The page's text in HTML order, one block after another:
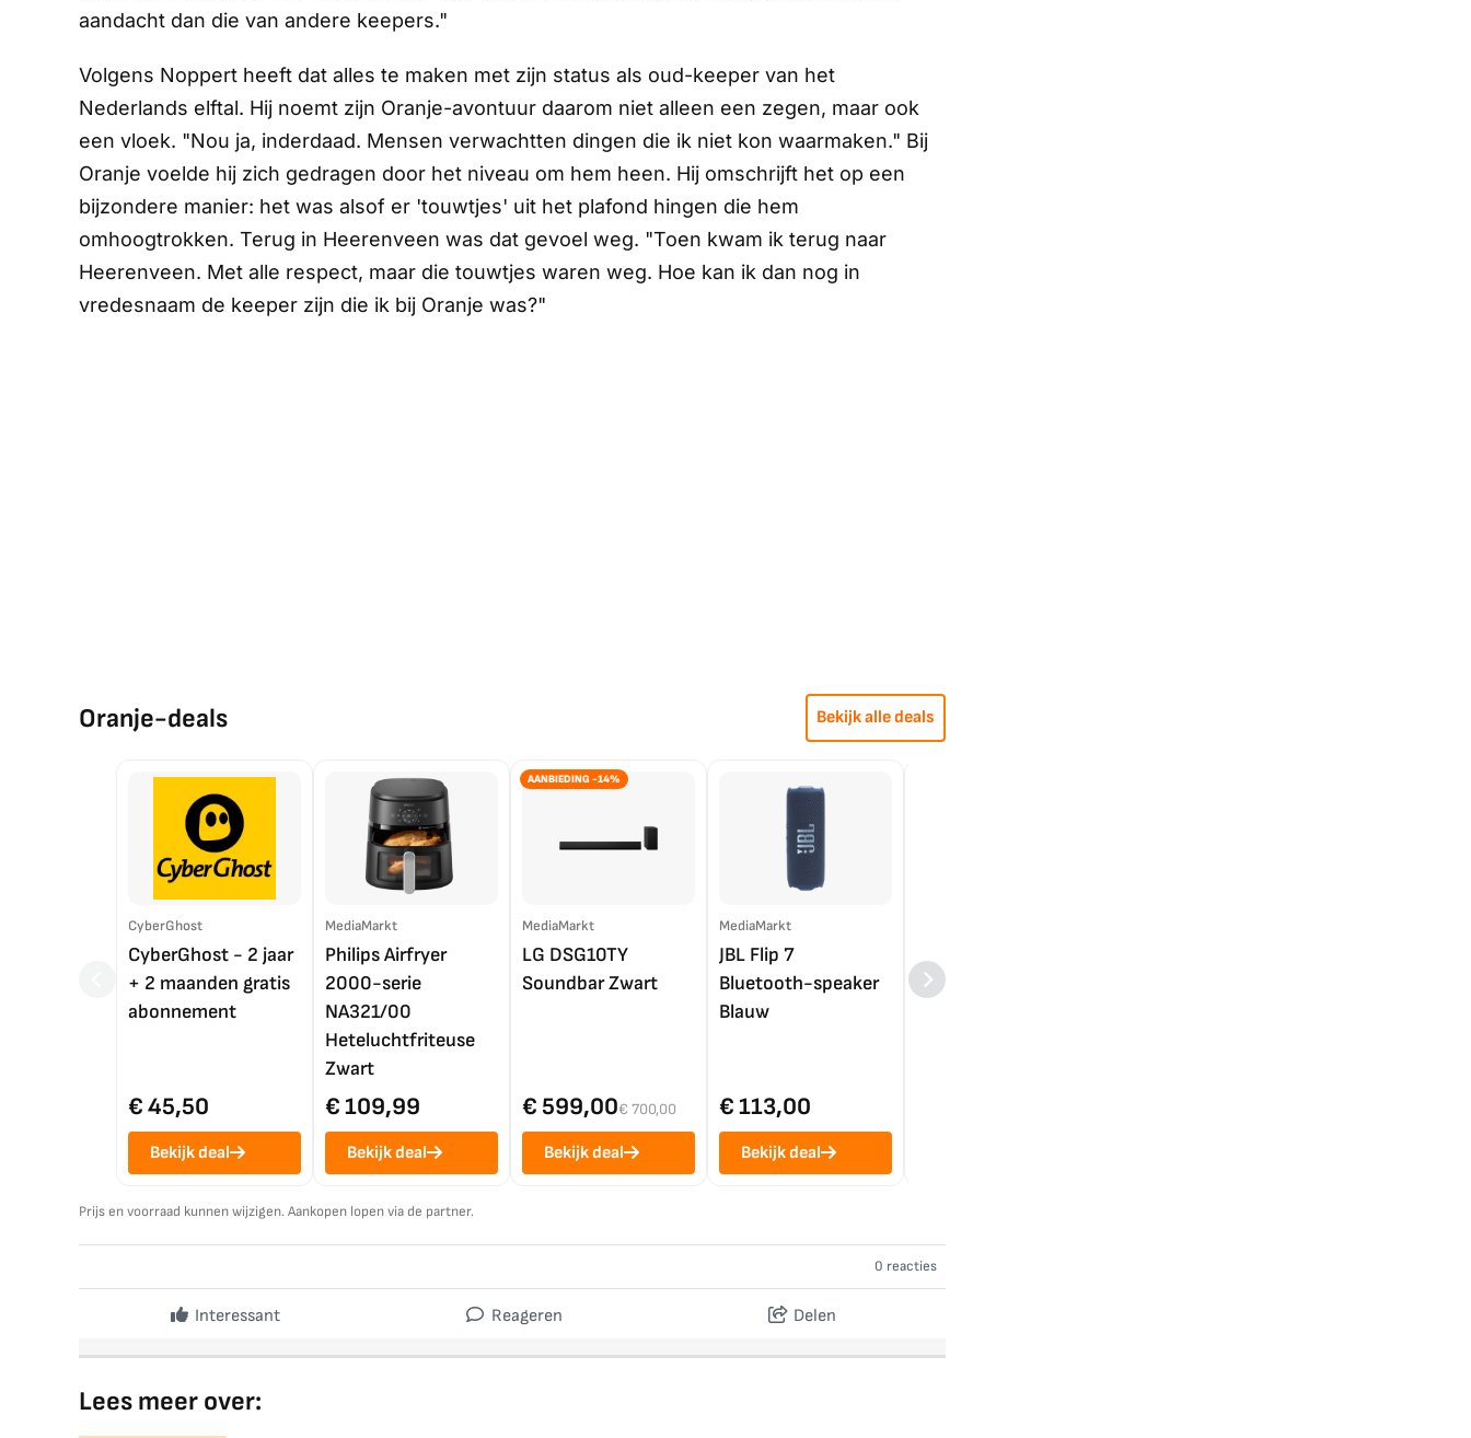
aandacht dan die van andere keepers."
Volgens Noppert heeft dat alles te maken met zijn status als oud-keeper van het
Nederlands elftal. Hij noemt zijn Oranje-avontuur daarom niet alleen een zegen, maar ook
een vloek. "Nou ja, inderdaad. Mensen verwachtten dingen die ik niet kon waarmaken." Bij
Oranje voelde hij zich gedragen door het niveau om hem heen. Hij omschrijft het op een
bijzondere manier: het was alsof er 'touwtjes' uit het plafond hingen die hem
omhoogtrokken. Terug in Heerenveen was dat gevoel weg. "Toen kwam ik terug naar
Heerenveen. Met alle respect, maar die touwtjes waren weg. Hoe kan ik dan nog in
vredesnaam de keeper zijn die ik bij Oranje was?"
Oranje-deals Bekijk alle deals
CyberGhost
CyberGhost - 2 jaar
+ 2 maanden gratis
abonnement
€ 45,50
Bekijk deal
MediaMarkt
Philips Airfryer
2000-serie
NA321/00
Heteluchtfriteuse
Zwart
€ 109,99
Bekijk deal
AANBIEDING -14%
MediaMarkt
LG DSG10TY
Soundbar Zwart
€ 599,00€ 700,00
Bekijk deal
MediaMarkt
JBL Flip 7
Bluetooth-speaker
Blauw
€ 113,00
Bekijk deal
4K TV (2025)
Prijs en voorraad kunnen wijzigen. Aankopen lopen via de partner.
0 reacties
Interessant Reageren Delen
Lees meer over: